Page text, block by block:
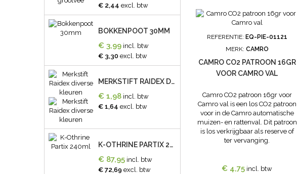
€ 2,44 excl. btw
BOKKENPOOT 30MM
€ 3,99 incl. btw
€ 3,30 excl. btw
MERKSTIFT RAIDEX DIVERSE KLEUREN
€ 1,98 incl. btw
€ 1,64 excl. btw
K-OTHRINE PARTIX 240ML
€ 87,95 incl. btw
€ 72,69 excl. btw
REFERENTIE: EQ-PIE-01121
MERK: CAMRO
CAMRO CO2 PATROON 16GR
VOOR CAMRO VAL
Camro CO2 patroon 16gr voor
Camro val is een los CO2 patroon
voor in de Camro automatische
muizen- en rattenval. Dit patroon
is los verkrijgbaar als reserve of
ter vervanging.
€ 4,75 incl. btw